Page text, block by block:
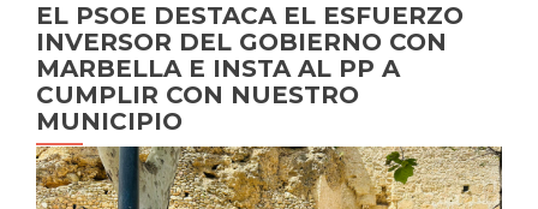
EL PSOE DESTACA EL ESFUERZO
INVERSOR DEL GOBIERNO CON
MARBELLA E INSTA AL PP A
CUMPLIR CON NUESTRO
MUNICIPIO